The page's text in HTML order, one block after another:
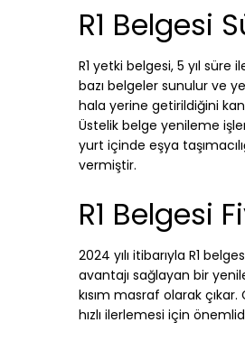
R1 Belgesi
R1 yetki belgesi, 5 yıl
bazı belgeler sunulur ve
hala yerine getirildiğini
Üstelik belge yenileme
yurt içinde eşya
vermiştir.
R1 Belgesi
2024 yılı itibarıyla R1
avantajı sağlayan bir
kısım masraf olarak
hızlı ilerlemesi için